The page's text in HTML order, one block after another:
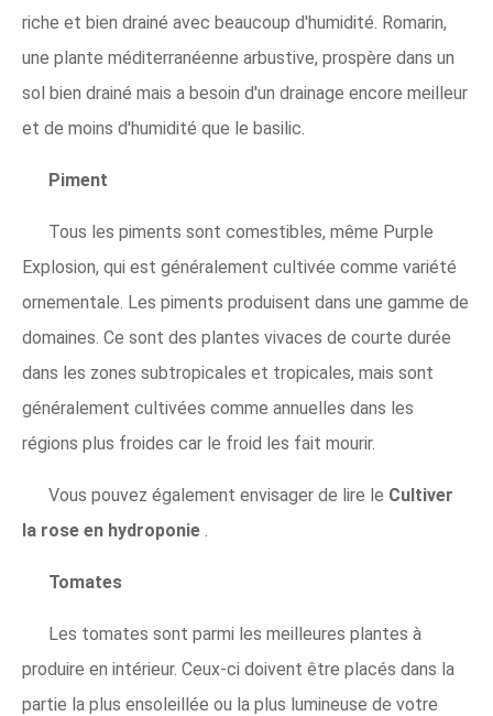
riche et bien drainé avec beaucoup d'humidité. Romarin,
une plante méditerranéenne arbustive, prospère dans un
sol bien drainé mais a besoin d'un drainage encore meilleur
et de moins d'humidité que le basilic.
Piment
Tous les piments sont comestibles, même Purple
Explosion, qui est généralement cultivée comme variété
ornementale. Les piments produisent dans une gamme de
domaines. Ce sont des plantes vivaces de courte durée
dans les zones subtropicales et tropicales, mais sont
généralement cultivées comme annuelles dans les
régions plus froides car le froid les fait mourir.
Vous pouvez également envisager de lire le Cultiver
la rose en hydroponie
Tomates
Les tomates sont parmi les meilleures plantes à
produire en intérieur. Ceux-ci doivent être placés dans la
partie la plus ensoleillée ou la plus lumineuse de votre